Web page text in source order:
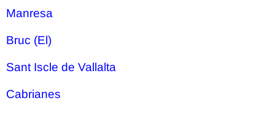
Manresa
Bruc (El)
Sant Iscle de Vallalta
Cabrianes